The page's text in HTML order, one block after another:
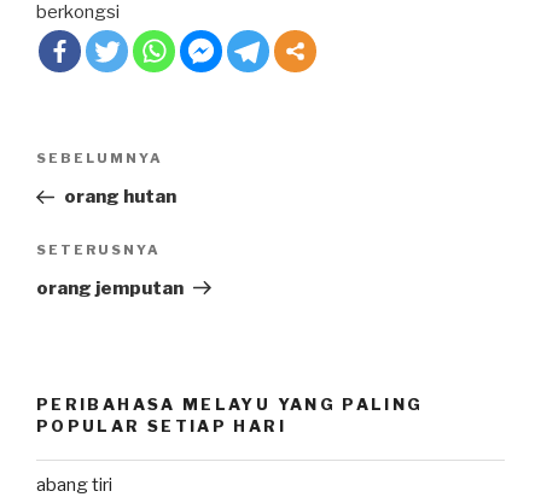
berkongsi
Post
Previous
Post
SEBELUMNYA
orang hutan
Next
Post
SETERUSNYA
orang jemputan
PERIBAHASA MELAYU YANG PALING
POPULAR SETIAP HARI
abang tiri